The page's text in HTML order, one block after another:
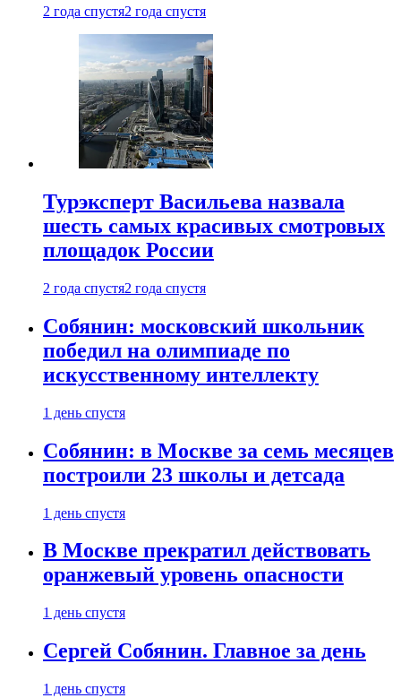
2 года спустя2 года спустя
Турэксперт Васильева назвала
шесть самых красивых смотровых
площадок России
2 года спустя2 года спустя
Собянин: московский школьник
победил на олимпиаде по
искусственному интеллекту
1 день спустя
Собянин: в Москве за семь месяцев
построили 23 школы и детсада
1 день спустя
В Москве прекратил действовать
оранжевый уровень опасности
1 день спустя
Сергей Собянин. Главное за день
1 день спустя